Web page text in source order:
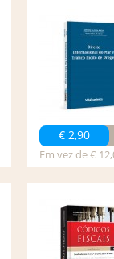
€ 2,90
Em vez de €